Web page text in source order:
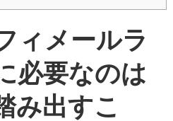
ィメールラ
必要なのは
み出すこ